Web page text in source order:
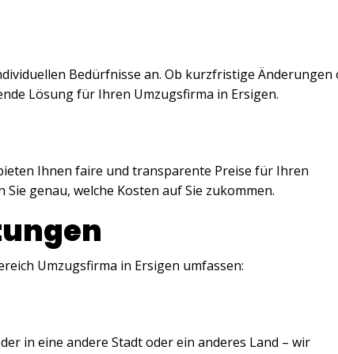
Bedürfnisse an. Ob kurzfristige Änderungen
Lösung für Ihren Umzugsfirma in Ersigen.
Ihnen faire und transparente Preise für Ihren
genau, welche Kosten auf Sie zukommen.
Umzugsfirma in Ersigen umfassen:
in eine andere Stadt oder ein anderes Land – wir